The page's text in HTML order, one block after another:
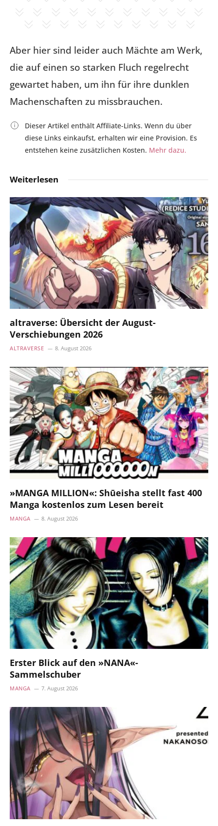
Aber hier sind leider auch Mächte am Werk,
die auf einen so starken Fluch regelrecht
gewartet haben, um ihn für ihre dunklen
Machenschaften zu missbrauchen.
Dieser Artikel enthält Affiliate-Links. Wenn du über
diese Links einkaufst, erhalten wir eine Provision. Es
entstehen keine zusätzlichen Kosten. Mehr dazu.
Weiterlesen
altraverse: Übersicht der August-
Verschiebungen 2026
ALTRAVERSE 8. August 2026
»MANGA MILLION«: Shūeisha stellt fast 400
Manga kostenlos zum Lesen bereit
MANGA 8. August 2026
Erster Blick auf den »NANA«-
Sammelschuber
MANGA 7. August 2026